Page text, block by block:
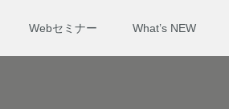
Webセミナー What’s NEW